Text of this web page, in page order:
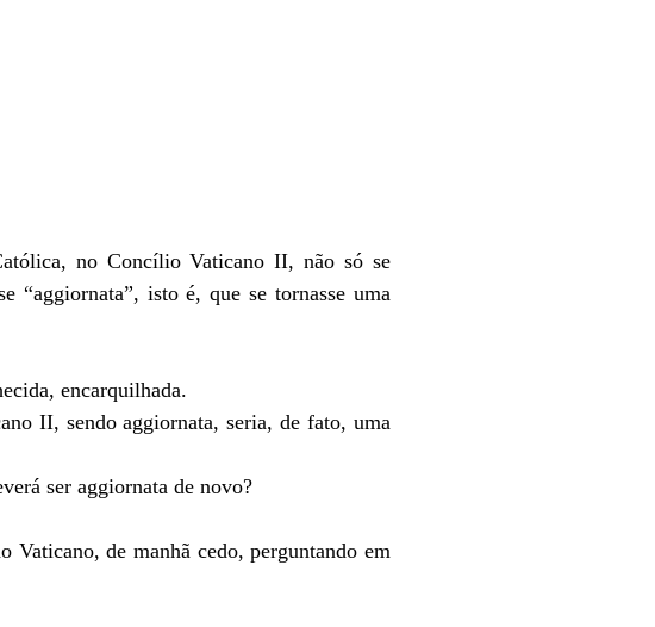
no Concílio Vaticano II, não só se
“aggiornata”, isto é, que se tornasse uma
encarquilhada.
II, sendo aggiornata, seria, de fato, uma
ser aggiornata de novo?
Vaticano, de manhã cedo, perguntando em